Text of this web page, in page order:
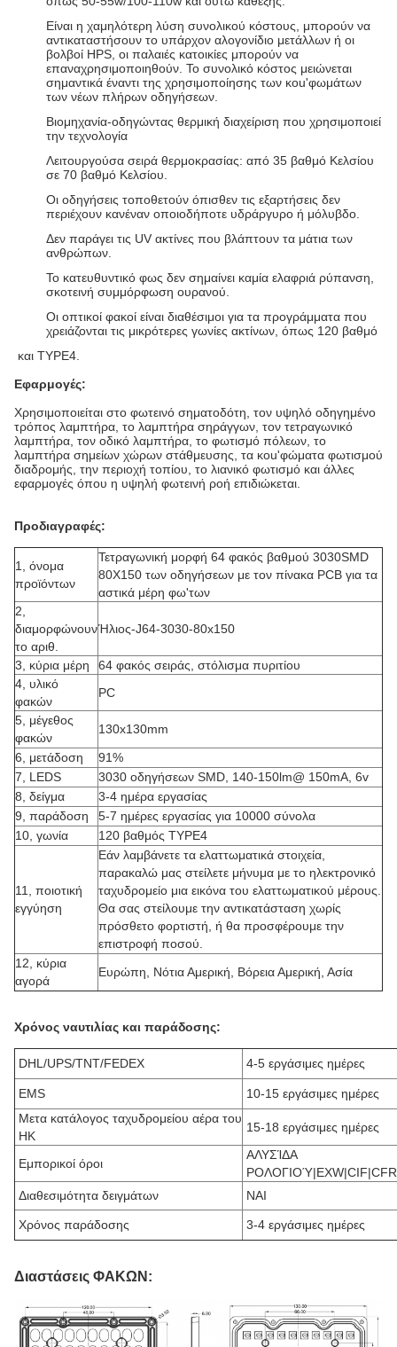
Είναι η χαμηλότερη λύση συνολικού κόστους, μπορούν να
αντικαταστήσουν το υπάρχον αλογονίδιο μετάλλων ή οι
βολβοί HPS, οι παλαιές κατοικίες μπορούν να
επαναχρησιμοποιηθούν. Το συνολικό κόστος μειώνεται
σημαντικά έναντι της χρησιμοποίησης των κοu'φωμάτων
των νέων πλήρων οδηγήσεων.
Βιομηχανία-οδηγώντας θερμική διαχείριση που χρησιμοποιεί
την τεχνολογία
Λειτουργούσα σειρά θερμοκρασίας: από 35 βαθμό Κελσίου
σε 70 βαθμό Κελσίου.
Οι οδηγήσεις τοποθετούν όπισθεν τις εξαρτήσεις δεν
περιέχουν κανέναν οποιοδήποτε υδράργυρο ή μόλυβδο.
Δεν παράγει τις UV ακτίνες που βλάπτουν τα μάτια των
ανθρώπων.
Το κατευθυντικό φως δεν σημαίνει καμία ελαφριά ρύπανση,
σκοτεινή συμμόρφωση ουρανού.
Οι οπτικοί φακοί είναι διαθέσιμοι για τα προγράμματα που
χρειάζονται τις μικρότερες γωνίες ακτίνων, όπως 120 βαθμό
και TYPE4.
Εφαρμογές:
Χρησιμοποιείται στο φωτεινό σηματοδότη, τον υψηλό οδηγημένο
τρόπος λαμπτήρα, το λαμπτήρα σηράγγων, τον τετραγωνικό
λαμπτήρα, τον οδικό λαμπτήρα, το φωτισμό πόλεων, το
λαμπτήρα σημείων χώρων στάθμευσης, τα κοu'φώματα φωτισμού
διαδρομής, την περιοχή τοπίου, το λιανικό φωτισμό και άλλες
εφαρμογές όπου η υψηλή φωτεινή ροή επιδιώκεται.
Προδιαγραφές:
1, όνομα
προϊόντων
Τετραγωνική μορφή 64 φακός βαθμού 3030SMD
80X150 των οδηγήσεων με τον πίνακα PCB για τα
αστικά μέρη φω'των
2,
διαμορφώνουν
το αριθ.
Ήλιος-J64-3030-80x150
3, κύρια μέρη
64 φακός σειράς, στόλισμα πυριτίου
4, υλικό
φακών
PC
5, μέγεθος
φακών
130x130mm
6, μετάδοση
91%
7, LEDS
3030 οδηγήσεων SMD, 140-150lm@ 150mA, 6v
8, δείγμα
3-4 ημέρα εργασίας
9, παράδοση
5-7 ημέρες εργασίας για 10000 σύνολα
10, γωνία
120 βαθμός TYPE4
11, ποιοτική
εγγύηση
Εάν λαμβάνετε τα ελαττωματικά στοιχεία,
παρακαλώ μας στείλετε μήνυμα με το ηλεκτρονικό
ταχυδρομείο μια εικόνα του ελαττωματικού μέρους.
Θα σας στείλουμε την αντικατάσταση χωρίς
πρόσθετο φορτιστή, ή θα προσφέρουμε την
επιστροφή ποσού.
12, κύρια
αγορά
Ευρώπη, Νότια Αμερική, Βόρεια Αμερική, Ασία
Χρόνος ναυτιλίας και παράδοσης:
DHL/UPS/TNT/FEDEX 4-5 εργάσιμες ημέρες
EMS
10-15 εργάσιμες ημέρες
Μετα κατάλογος ταχυδρομείου αέρα του
HK
15-18 εργάσιμες ημέρες
Εμπορικοί όροι
ΑΛΥΣΊΔΑ
ΡΟΛΟΓΙΟΎ|EXW|CIF|CFR
Διαθεσιμότητα δειγμάτων
ΝΑΙ
Χρόνος παράδοσης 3-4 εργάσιμες ημέρες
Διαστάσεις ΦΑΚΩΝ: